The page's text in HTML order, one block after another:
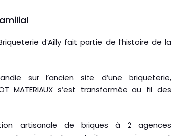
d’Ailly fait partie de l’histoire de la
sur l’ancien site d’une briqueterie,
MATERIAUX s’est transformée au fil des
artisanale de briques à 2 agences